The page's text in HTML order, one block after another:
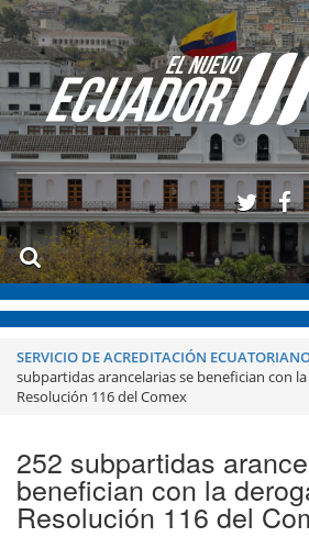
SERVICIO DE ACREDITACIÓN
subpartidas arancelarias se benefician con
Resolución 116 del Comex
252 subpartidas
benefician con la
Resolución 116 del